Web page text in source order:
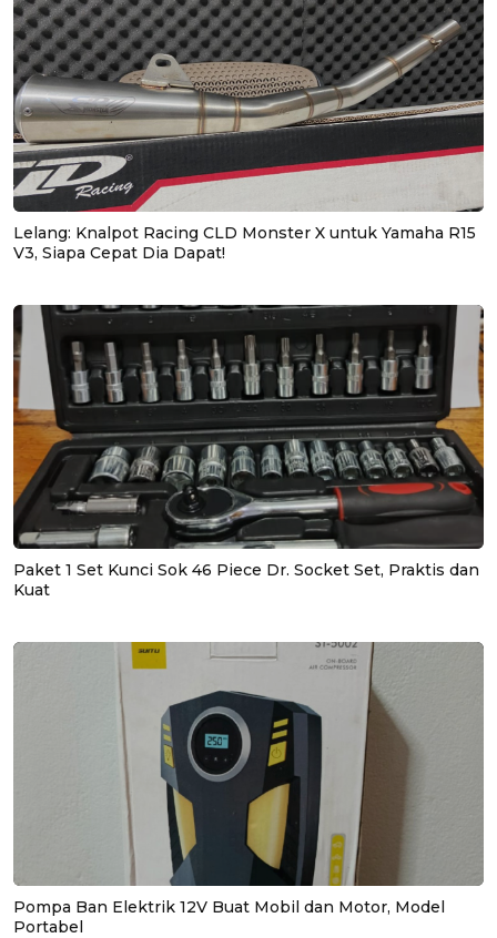
Lelang: Knalpot Racing CLD Monster X untuk Yamaha R15
V3, Siapa Cepat Dia Dapat!
Paket 1 Set Kunci Sok 46 Piece Dr. Socket Set, Praktis dan
Kuat
Pompa Ban Elektrik 12V Buat Mobil dan Motor, Model
Portabel